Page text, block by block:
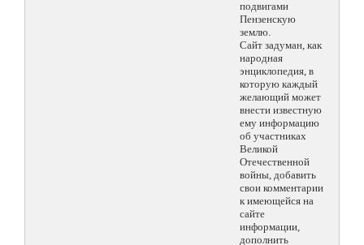
подвигами
Пензенскую
землю.
Сайт задуман, как
народная
энциклопедия, в
которую каждый
желающий может
внести известную
ему информацию
об участниках
Великой
Отечественной
войны, добавить
свои комментарии
к имеющейся на
сайте
информации,
дополнить